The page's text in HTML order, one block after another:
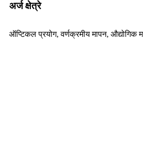
अर्ज क्षेत्रे
ऑप्टिकल प्रयोग, वर्णक्रमीय मापन, औद्योगिक